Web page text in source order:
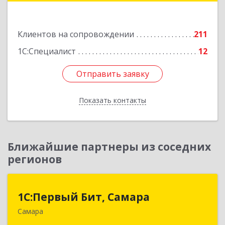
Клиентов на сопровождении
211
1С:Специалист
12
Отправить заявку
Показать контакты
Отправить заявку
Назад
Ближайшие партнеры из соседних
регионов
1С:Первый Бит, Самара
Самара
1С:Первый Бит, Самара
443013, Самарская обл, Самара г, Дачная ул,